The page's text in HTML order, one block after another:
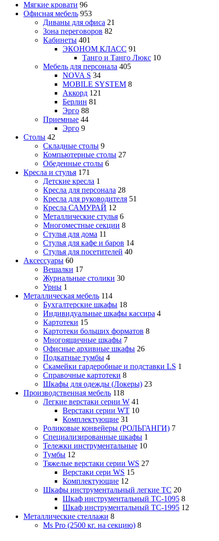
Мягкие кровати 96
Офисная мебель 953
Диваны для офиса 21
Зона переговоров 82
Кабинеты 401
ЭКОНОМ КЛАСС 91
Танго и Танго Люкс 10
Мебель для персонала 405
NOVA S 34
MOBILE SYSTEM 8
Аккорд 121
Берлин 81
Эрго 88
Приемные 44
Эрго 9
Столы 42
Складные столы 9
Компьютерные столы 27
Обеденные столы 6
Кресла и стулья 171
Детские кресла 1
Кресла для персонала 28
Кресла для руководителя 51
Кресла САМУРАЙ 12
Металлические стулья 6
Многоместные секции 8
Стулья для дома 11
Стулья для кафе и баров 14
Стулья для посетителей 40
Аксессуары 60
Вешалки 17
Журнальные столики 30
Урны 1
Металлическая мебель 114
Бухгалтерские шкафы 18
Индивидуальные шкафы кассира 4
Картотеки 15
Картотеки больших форматов 8
Многоящичные шкафы 7
Офисные архивные шкафы 26
Подкатные тумбы 4
Скамейки гардеробные и подставки LS 1
Справочные картотеки 8
Шкафы для одежды (Локеры) 23
Производственная мебель 118
Легкие верстаки серии W 41
Верстаки серии WT 10
Комплектующие 31
Роликовые конвейеры (РОЛЬГАНГИ) 7
Специализированные шкафы 1
Тележки инструментальные 10
Тумбы 12
Тяжелые верстаки серии WS 27
Верстаки сери WS 15
Комплектующие 12
Шкафы инструментальный легкие ТС 20
Шкаф инструментальный TC-1095 8
Шкаф инструментальный TC-1995 12
Металлические стеллажи 8
Ms Pro (2500 кг. на секцию) 8